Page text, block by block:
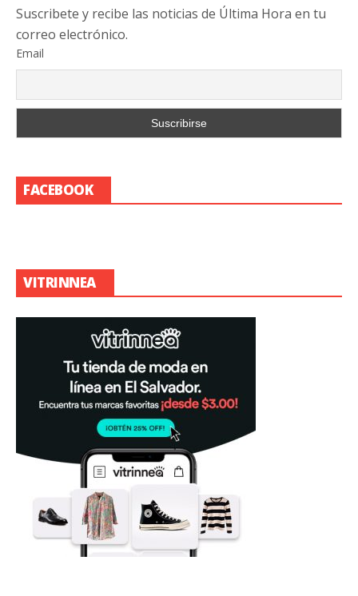
Suscribete y recibe las noticias de Última Hora en tu
correo electrónico.
Email
FACEBOOK
VITRINNEA